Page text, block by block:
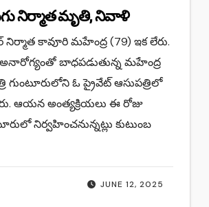
నిర్మాత మృతి, నివాళి
JUNE 12, 2025
కావూరి మహేంద్ర (79) ఇక లేరు.
బాధపడుతున్న మహేంద్ర
గుంటూరులోని ఓ ప్రైవేట్ ఆసుపత్రిలో
ఆయన అంత్యక్రియలు ఈ రోజు
నిర్వహించనున్నట్లు కుటుంబ